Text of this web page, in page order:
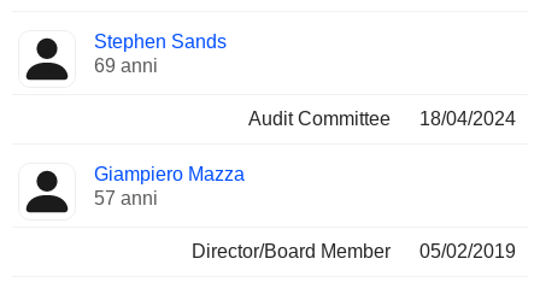
Stephen Sands
69 anni
Audit Committee 18/04/2024
Giampiero Mazza
57 anni
Director/Board Member 05/02/2019